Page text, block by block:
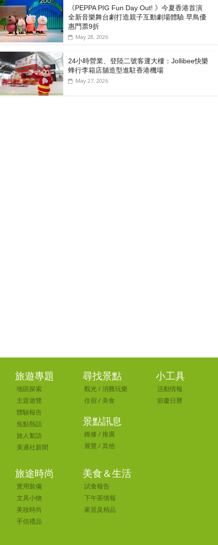
《PEPPA PIG Fun Day Out! 》今夏香港首演
全新音樂舞台劇打造親子互動劇場體驗 早鳥優
惠門票9折
May 28, 2026
24小時營業、登陸二號客運大樓：Jollibee快樂
蜂行李箱店舖造型進駐香港機場
May 27, 2026
旅遊專題
地區探索
主題遊覽
體驗報告
焦點熱話
旅人絮語
美通社新聞
尋找景點
觀光 /消費玩樂
住宿 / 美食
景點訊息
維修 /推廣
展覽 /其他
小工具
活動情報
節慶日曆
旅途時尚
實用裝備
文具小物
美妝時尚
手信禮品
美食＆生活
試食報告
下午茶情報
家居及精品